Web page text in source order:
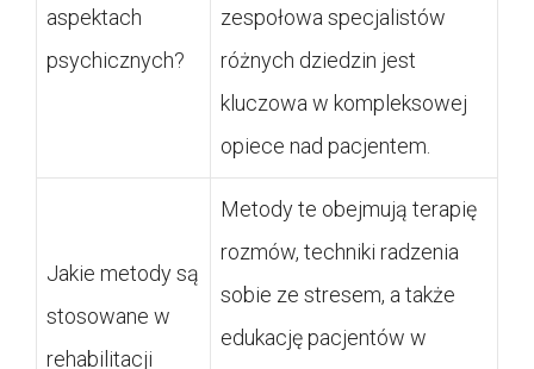
aspektach
psychicznych?
zespołowa specjalistów
różnych dziedzin jest
kluczowa w kompleksowej
opiece nad pacjentem.
Jakie metody są
stosowane w
rehabilitacji
Metody te obejmują terapię
rozmów, techniki radzenia
sobie ze stresem, a także
edukację pacjentów w